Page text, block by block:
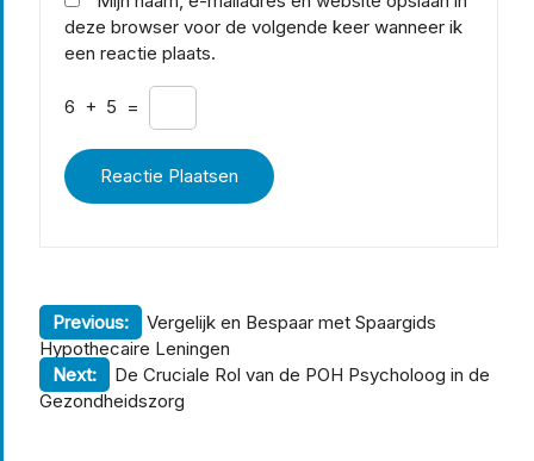
deze browser voor de volgende keer wanneer ik
een reactie plaats.
6 + 5 =
Berichtnavigatie
Previous:
Vergelijk en Bespaar met Spaargids
Hypothecaire Leningen
Next:
De Cruciale Rol van de POH Psycholoog in de
Gezondheidszorg